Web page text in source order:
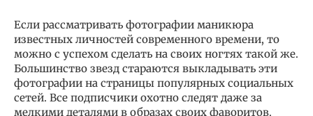
Если рассматривать фотографии маникюра
известных личностей современного времени, то
можно с успехом сделать на своих ногтях такой же.
Большинство звезд стараются выкладывать эти
фотографии на страницы популярных социальных
сетей. Все подписчики охотно следят даже за
мелкими деталями в образах своих фаворитов.